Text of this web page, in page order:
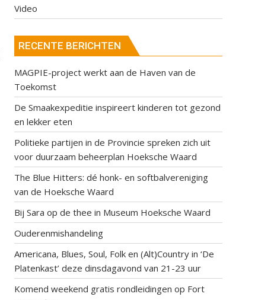
Video
RECENTE BERICHTEN
MAGPIE-project werkt aan de Haven van de
Toekomst
De Smaakexpeditie inspireert kinderen tot gezond
en lekker eten
Politieke partijen in de Provincie spreken zich uit
voor duurzaam beheerplan Hoeksche Waard
The Blue Hitters: dé honk- en softbalvereniging
van de Hoeksche Waard
Bij Sara op de thee in Museum Hoeksche Waard
Ouderenmishandeling
Americana, Blues, Soul, Folk en (Alt)Country in ‘De
Platenkast’ deze dinsdagavond van 21-23 uur
Komend weekend gratis rondleidingen op Fort